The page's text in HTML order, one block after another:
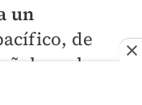
un
de
el